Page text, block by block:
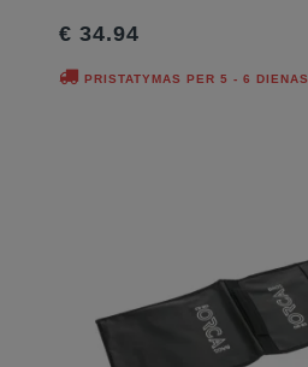
€ 34.94
PRISTATYMAS PER 5 - 6 DIENAS